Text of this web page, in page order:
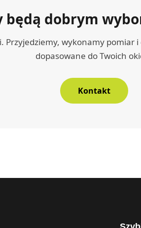
będą dobrym
Przyjedziemy, wykonamy pomiar
dopasowane do Twoich
Kontakt